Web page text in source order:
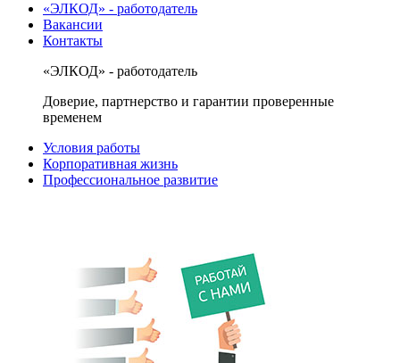
«ЭЛКОД» - работодатель
Вакансии
Контакты
«ЭЛКОД» - работодатель
Доверие, партнерство и гарантии проверенные
временем
Условия работы
Корпоративная жизнь
Профессиональное развитие